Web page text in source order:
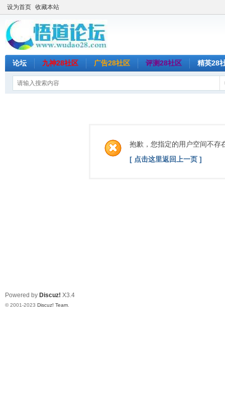
设为首页 收藏本站
论坛 九神28社区 广告28社区 评测28社区 精英28
抱歉，您指定的用户空间不存
[ 点击这里返回上一页 ]
Powered by Discuz! X3.4
© 2001-2023 Discuz! Team